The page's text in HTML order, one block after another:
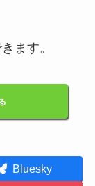
ます。
Bluesky